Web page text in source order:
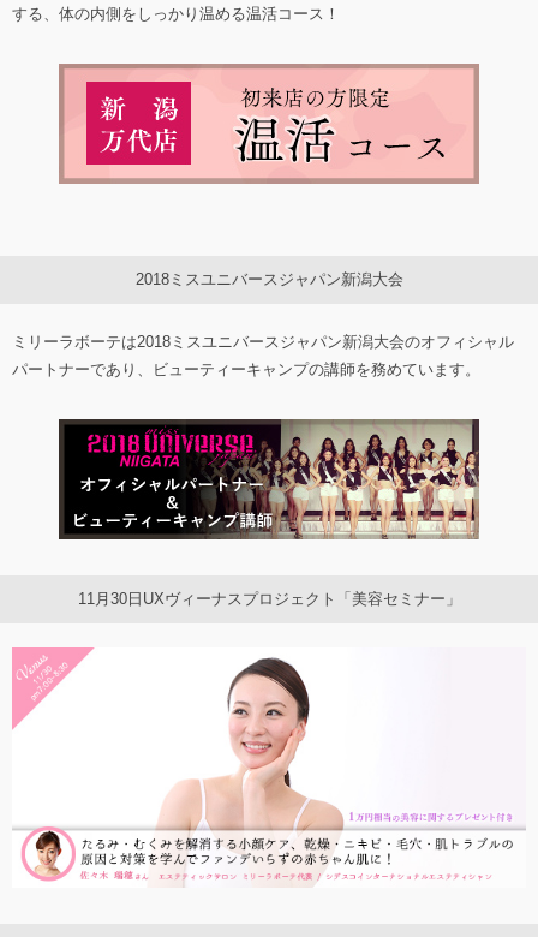
する、体の内側をしっかり温める温活コース！
2018ミスユニバースジャパン新潟大会
ミリーラボーテは2018ミスユニバースジャパン新潟大会のオフィシャル
パートナーであり、ビューティーキャンプの講師を務めています。
11月30日UXヴィーナスプロジェクト「美容セミナー」